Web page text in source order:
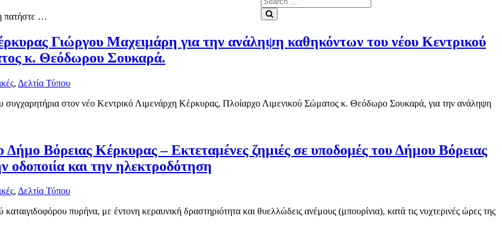
for:
πατήστε …
Γιώργου Μαχειμάρη για την ανάληψη καθηκόντων του νέου Κεντρικού
κ. Θεόδωρου Σουκαρά.
, Δελτία Τύπου
στον νέο Κεντρικό Λιμενάρχη Κέρκυρας, Πλοίαρχο Λιμενικού Σώματος κ. Θεόδωρο Σουκαρά, για την ανάληψη
Δήμο Βόρειας Κέρκυρας – Εκτεταμένες ζημιές σε υποδομές του Δήμου Βόρειας
και την ηλεκτροδότηση
, Δελτία Τύπου
πυρήνα, με έντονη κεραυνική δραστηριότητα και θυελλώδεις ανέμους (μπουρίνια), κατά τις νυχτερινές ώρες της